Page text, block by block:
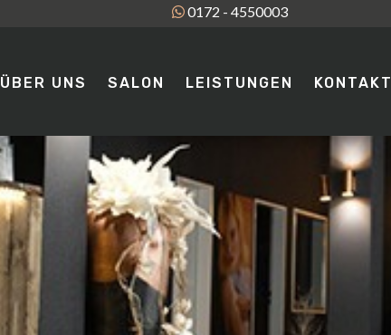
0172 - 4550003
ÜBER UNS SALON LEISTUNGEN KONTAKT